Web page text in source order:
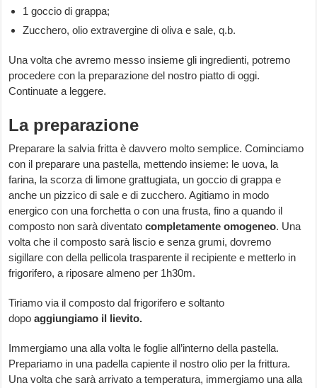
1 goccio di grappa;
Zucchero, olio extravergine di oliva e sale, q.b.
Una volta che avremo messo insieme gli ingredienti, potremo
procedere con la preparazione del nostro piatto di oggi.
Continuate a leggere.
La preparazione
Preparare la salvia fritta è davvero molto semplice. Cominciamo
con il preparare una pastella, mettendo insieme: le uova, la
farina, la scorza di limone grattugiata, un goccio di grappa e
anche un pizzico di sale e di zucchero. Agitiamo in modo
energico con una forchetta o con una frusta, fino a quando il
composto non sarà diventatocompletamente omogeneo. Una
volta che il composto sarà liscio e senza grumi, dovremo
sigillare con della pellicola trasparente il recipiente e metterlo in
frigorifero, a riposare almeno per 1h30m.
Tiriamo via il composto dal frigorifero e soltanto
dopoaggiungiamo il lievito.
Immergiamo una alla volta le foglie all’interno della pastella.
Prepariamo in una padella capiente il nostro olio per la frittura.
Una volta che sarà arrivato a temperatura, immergiamo una alla